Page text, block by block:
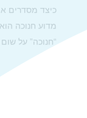
כיצד מסדרים
מדוע חנוכה
“חנוכה” על